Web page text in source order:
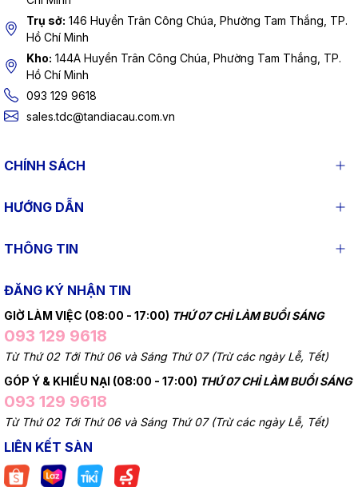
Trụ sở: 146 Huyền Trân Công Chúa, Phường Tam Thắng, TP.
Hồ Chí Minh
Kho: 144A Huyền Trân Công Chúa, Phường Tam Thắng, TP.
Hồ Chí Minh
093 129 9618
sales.tdc@tandiacau.com.vn
CHÍNH SÁCH
HƯỚNG DẪN
THÔNG TIN
ĐĂNG KÝ NHẬN TIN
GIỜ LÀM VIỆC (08:00 - 17:00) THỨ 07 CHỈ LÀM BUỔI SÁNG
093 129 9618
Từ Thứ 02 Tới Thứ 06 và Sáng Thứ 07 (Trừ các ngày Lễ, Tết)
GÓP Ý & KHIẾU NẠI (08:00 - 17:00) THỨ 07 CHỈ LÀM BUỔI SÁNG
093 129 9618
Từ Thứ 02 Tới Thứ 06 và Sáng Thứ 07 (Trừ các ngày Lễ, Tết)
LIÊN KẾT SÀN